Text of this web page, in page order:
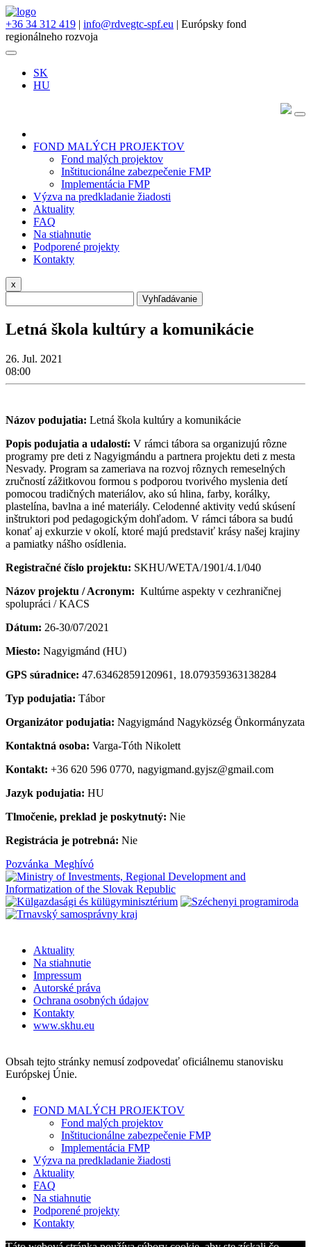
+36 34 312 419 | info@rdvegtc-spf.eu | Európsky fond
regionálneho rozvoja
SK
HU
FOND MALÝCH PROJEKTOV
Fond malých projektov
Inštitucionálne zabezpečenie FMP
Implementácia FMP
Výzva na predkladanie žiadosti
Aktuality
FAQ
Na stiahnutie
Podporené projekty
Kontakty
x
Vyhľadávanie
Letná škola kultúry a komunikácie
26. Jul. 2021
08:00
Názov podujatia: Letná škola kultúry a komunikácie
Popis podujatia a udalostí: V rámci tábora sa organizujú rôzne
programy pre deti z Nagyigmándu a partnera projektu deti z mesta
Nesvady. Program sa zameriava na rozvoj rôznych remeselných
zručností zážitkovou formou s podporou tvorivého myslenia detí
pomocou tradičných materiálov, ako sú hlina, farby, korálky,
plastelína, bavlna a iné materiály. Celodenné aktivity vedú skúsení
inštruktori pod pedagogickým dohľadom. V rámci tábora sa budú
konať aj exkurzie v okolí, ktoré majú predstaviť krásy našej krajiny
a pamiatky nášho osídlenia.
Registračné číslo projektu: SKHU/WETA/1901/4.1/040
Názov projektu / Acronym: Kultúrne aspekty v cezhraničnej
spolupráci / KACS
Dátum: 26-30/07/2021
Miesto: Nagyigmánd (HU)
GPS súradnice: 47.63462859120961, 18.079359363138284
Typ podujatia: Tábor
Organizátor podujatia: Nagyigmánd Nagyközség Önkormányzata
Kontaktná osoba: Varga-Tóth Nikolett
Kontakt: +36 620 596 0770, nagyigmand.gyjsz@gmail.com
Jazyk podujatia: HU
Tlmočenie, preklad je poskytnutý: Nie
Registrácia je potrebná: Nie
Pozvánka_Meghívó
Aktuality
Na stiahnutie
Impressum
Autorské práva
Ochrana osobných údajov
Kontakty
www.skhu.eu
Obsah tejto stránky nemusí zodpovedať oficiálnemu stanovisku
Európskej Únie.
FOND MALÝCH PROJEKTOV
Fond malých projektov
Inštitucionálne zabezpečenie FMP
Implementácia FMP
Výzva na predkladanie žiadosti
Aktuality
FAQ
Na stiahnutie
Podporené projekty
Kontakty